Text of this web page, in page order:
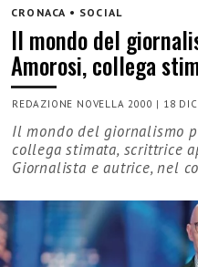
CRONACA • SOCIAL
Il mondo del
Amorosi, collega
REDAZIONE NOVELLA 2000 | 18
Il mondo del giornalismo
collega stimata, scrittrice
Giornalista e autrice, nel